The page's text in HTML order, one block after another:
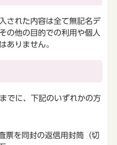
された内容は全て無記名デ
の他の目的での利用や個人
ありません。
でに、下記のいずれかの方
票を同封の返信用封筒（切